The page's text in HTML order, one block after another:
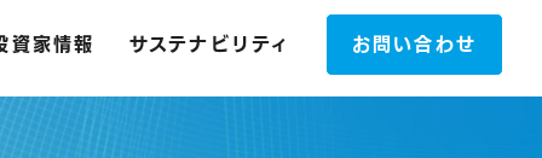
資家情報 サステナビリティ お問い合わせ